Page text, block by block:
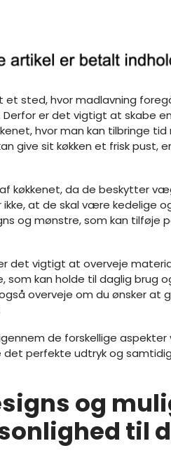
et sted, hvor madlavning
er det vigtigt at skabe
hvor man kan tilbringe tid
give sit køkken et frisk pust,
køkkenet, da de beskytter
at de skal være kedelige
og mønstre, som kan tilføje
det vigtigt at overveje
som kan holde til daglig brug
overveje om du ønsker at
de forskellige
det perfekte udtryk og
og
til